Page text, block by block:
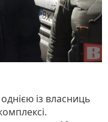
із власниць